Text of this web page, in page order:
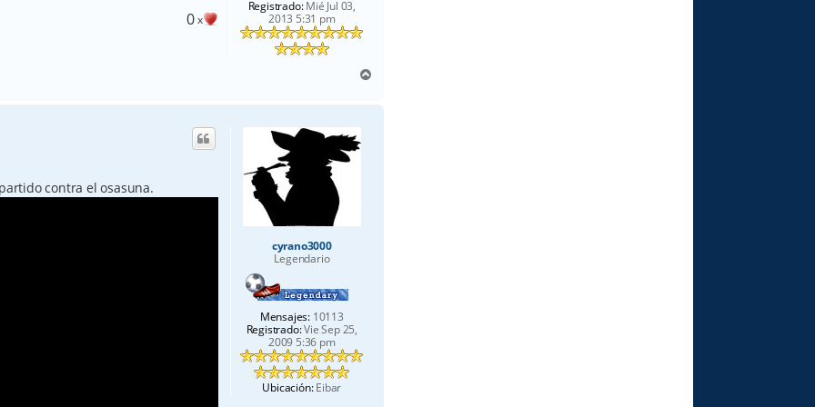
Registrado:Mié Jul 03,
2013 5:31 pm
0x
r
cyrano3000
Legendario
Mensajes: 10113
Registrado:Vie Sep 25,
2009 5:36 pm
Ubicación:Eibar
contra el osasuna.